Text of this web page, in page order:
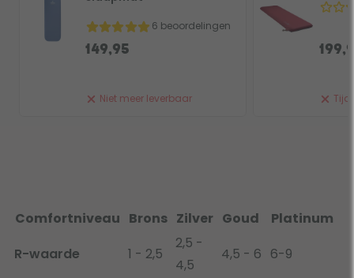
6 beoordelingen
Niet meer leverbaar
149,95
Comfortniveau Brons Zilver Goud
Platinum
R-waarde
1 - 2,5
2,5 -
4,5
4,5 - 6 6-9